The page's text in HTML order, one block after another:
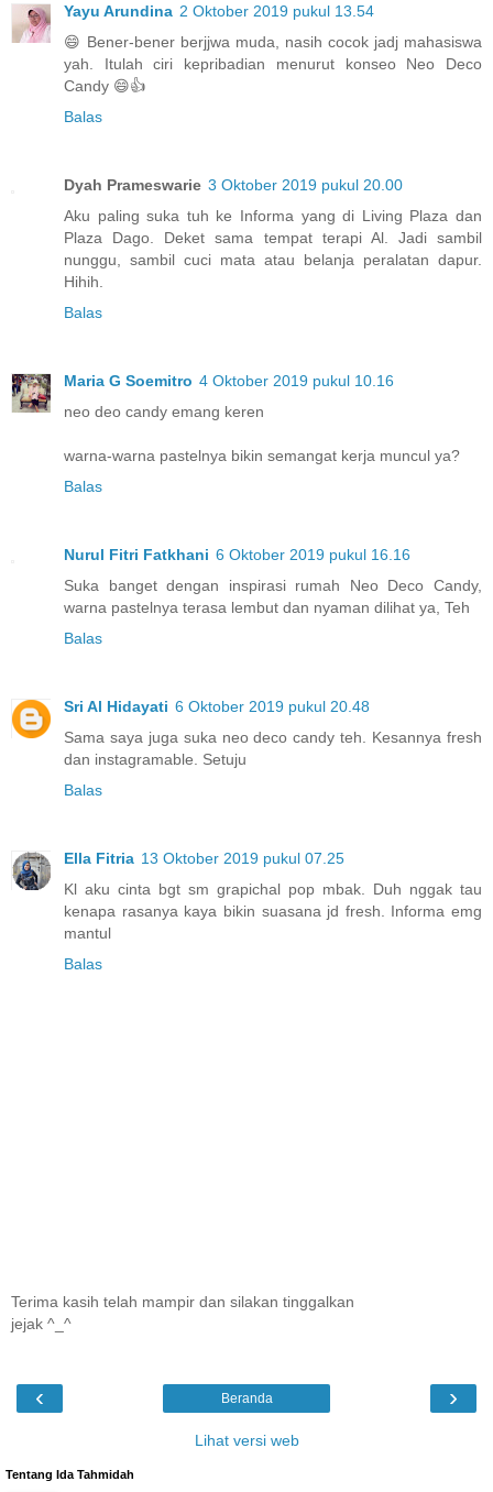
Yayu Arundina 2 Oktober 2019 pukul 13.54
😄 Bener-bener berjjwa muda, nasih cocok jadj mahasiswa
yah. Itulah ciri kepribadian menurut konseo Neo Deco
Candy 😄👍
Balas
Dyah Prameswarie 3 Oktober 2019 pukul 20.00
Aku paling suka tuh ke Informa yang di Living Plaza dan
Plaza Dago. Deket sama tempat terapi Al. Jadi sambil
nunggu, sambil cuci mata atau belanja peralatan dapur.
Hihih.
Balas
Maria G Soemitro 4 Oktober 2019 pukul 10.16
neo deo candy emang keren
warna-warna pastelnya bikin semangat kerja muncul ya?
Balas
Nurul Fitri Fatkhani 6 Oktober 2019 pukul 16.16
Suka banget dengan inspirasi rumah Neo Deco Candy,
warna pastelnya terasa lembut dan nyaman dilihat ya, Teh
Balas
Sri Al Hidayati 6 Oktober 2019 pukul 20.48
Sama saya juga suka neo deco candy teh. Kesannya fresh
dan instagramable. Setuju
Balas
Ella Fitria 13 Oktober 2019 pukul 07.25
Kl aku cinta bgt sm grapichal pop mbak. Duh nggak tau
kenapa rasanya kaya bikin suasana jd fresh. Informa emg
mantul
Balas
Terima kasih telah mampir dan silakan tinggalkan
jejak ^_^
‹ ›
Beranda
Lihat versi web
Tentang Ida Tahmidah